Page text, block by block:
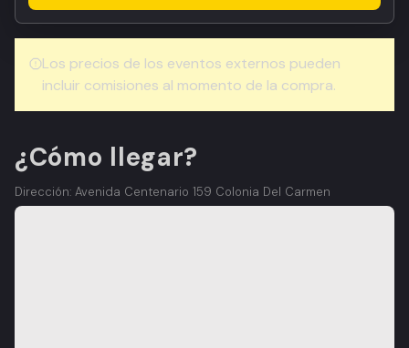
Los precios de los eventos externos pueden
incluir comisiones al momento de la compra.
¿Cómo llegar?
Dirección: Avenida Centenario 159 Colonia Del Carmen